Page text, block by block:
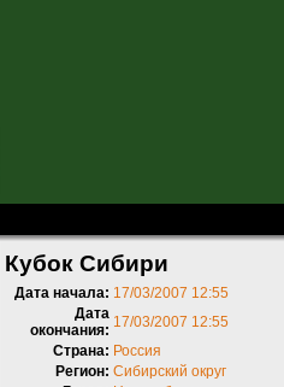
Кубок Сибири
Дата начала: 17/03/2007 12:55
Дата
окончания: 17/03/2007 12:55
Страна: Россия
Регион: Сибирский округ